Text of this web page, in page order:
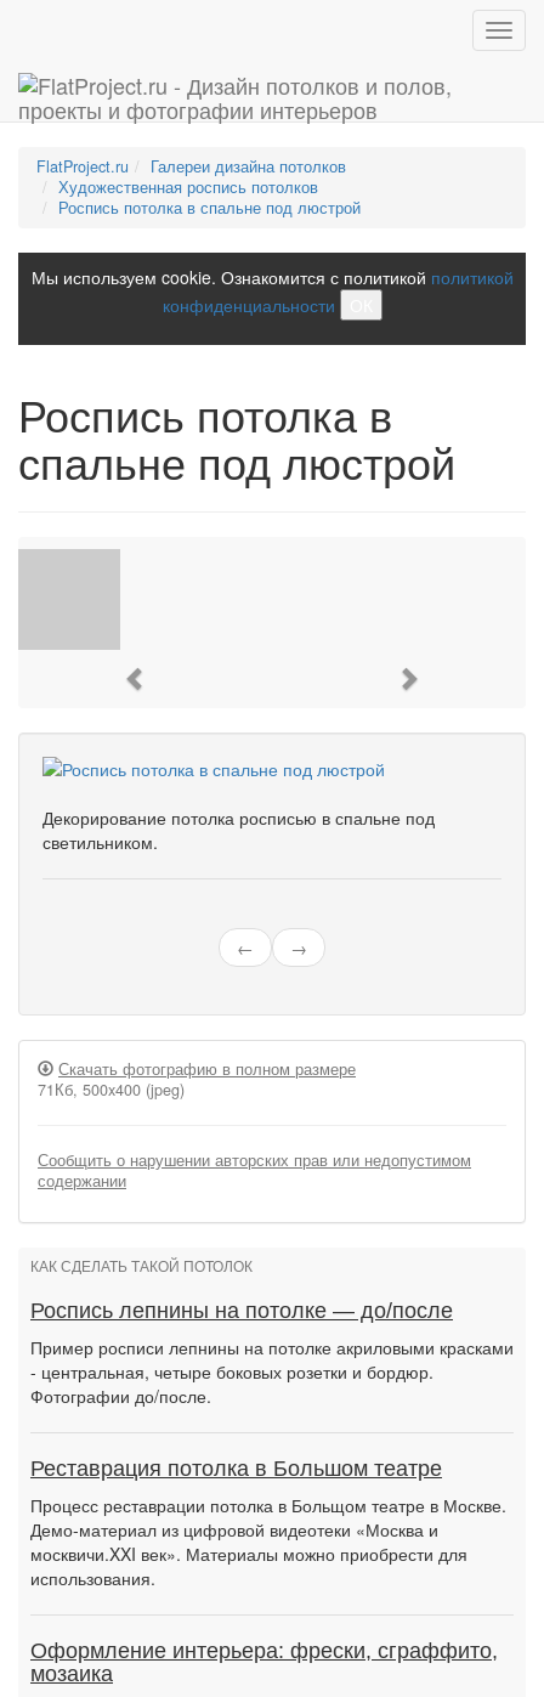
FlatProject.ru
Галереи дизайна потолков
Художественная роспись потолков
Роспись потолка в спальне под люстрой
Мы используем cookie. Ознакомится с политикой политикой
конфиденциальности
Роспись потолка в
спальне под люстрой
Декорирование потолка росписью в спальне под
светильником.
← →
Скачать фотографию в полном размере
71Кб, 500x400 (jpeg)
Сообщить о нарушении авторских прав или недопустимом
содержании
КАК СДЕЛАТЬ ТАКОЙ ПОТОЛОК
Роспись лепнины на потолке — до/после
Пример росписи лепнины на потолке акриловыми красками
- центральная, четыре боковых розетки и бордюр.
Фотографии до/после.
Реставрация потолка в Большом театре
Процесс реставрации потолка в Больщом театре в Москве.
Демо-материал из цифровой видеотеки «Москва и
москвичи.XXI век». Материалы можно приобрести для
использования.
Оформление интерьера: фрески, сграффито,
мозаика